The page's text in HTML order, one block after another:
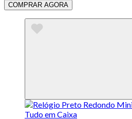
COMPRAR AGORA